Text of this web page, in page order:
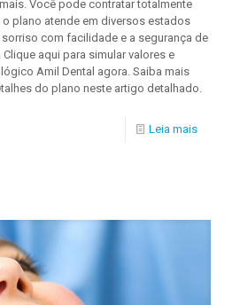
Você pode contratar totalmente
o plano atende em diversos estados
com facilidade e a segurança de
aqui para simular valores e
Amil Dental agora. Saiba mais
do plano neste artigo detalhado.
Leia mais